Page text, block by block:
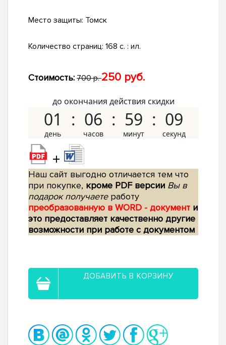
Место защиты: Томск
Количество страниц: 168 с. : ил.
Стоимость: 700 р.250 руб.
до окончания действия скидки
01 06 59 08
+
Наш сайт выгодно отличается тем что
при покупке, кроме PDF версии Вы в
подарок получаетеработу
преобразованную в WORD - документ и
это предоставляет качественно другие
возможности при работе с документом
ДОБАВИТЬ В КОРЗИНУ